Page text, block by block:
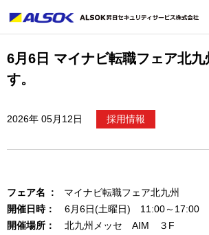
6月6日 マイナビ転職フェア北九
す。
2026年 05月12日 採用情報
フェア名 : マイナビ転職フェア北九州
開催日時： 6月6日(土曜日) 11:00～17:00
開催場所： 北九州メッセ AIM ３F